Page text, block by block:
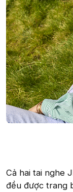
Cả hai tai nghe
đều được trang